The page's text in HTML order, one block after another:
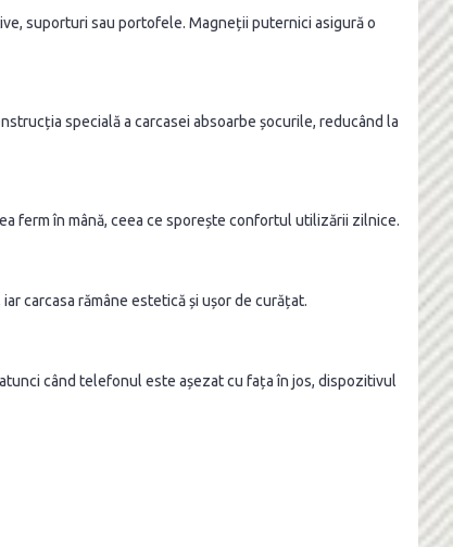
suporturi sau portofele. Magneții puternici asigură o
specială a carcasei absoarbe șocurile, reducând la
ferm în mână, ceea ce sporește confortul utilizării zilnice.
carcasa rămâne estetică și ușor de curățat.
când telefonul este așezat cu fața în jos, dispozitivul